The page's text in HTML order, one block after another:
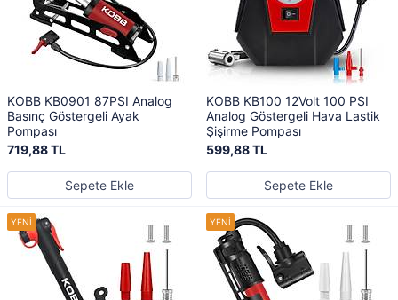
KOBB KB0901 87PSI Analog
Basınç Göstergeli Ayak
Pompası
719,88 TL
Sepete Ekle
KOBB KB100 12Volt 100 PSI
Analog Göstergeli Hava Lastik
Şişirme Pompası
599,88 TL
Sepete Ekle